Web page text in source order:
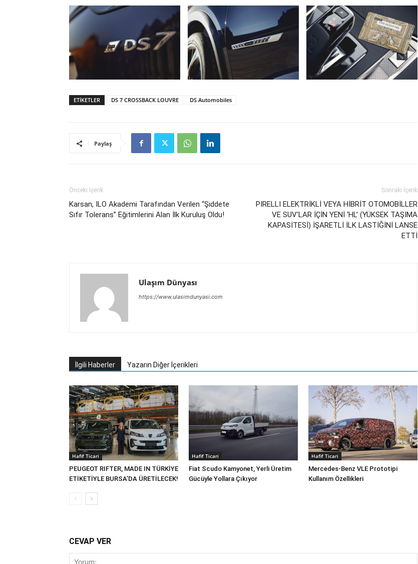
ETIKETLER DS 7 CROSSBACK LOUVRE DS Automobiles
Paylaş
Önceki İçerik
Karsan, ILO Akademi Tarafından Verilen “Şiddete
Sıfır Tolerans” Eğitimlerini Alan İlk Kuruluş Oldu!
Sonraki İçerik
PIRELLI ELEKTRİKLİ VEYA HİBRİT OTOMOBİLLER
VE SUV’LAR İÇİN YENİ ‘HL’ (YÜKSEK TAŞIMA
KAPASİTESİ) İŞARETLİ İLK LASTİĞİNİ LANSE
ETTİ
Ulaşım Dünyası
https://www.ulasimdunyasi.com
İlgili Haberler Yazarın Diğer İçerikleri
Hafif Ticari
PEUGEOT RIFTER, MADE IN TÜRKİYE
ETİKETİYLE BURSA’DA ÜRETİLECEK!
Hafif Ticari
Fiat Scudo Kamyonet, Yerli Üretim
Gücüyle Yollara Çıkıyor
Hafif Ticari
Mercedes-Benz VLE Prototipi
Kullanım Özellikleri
CEVAP VER